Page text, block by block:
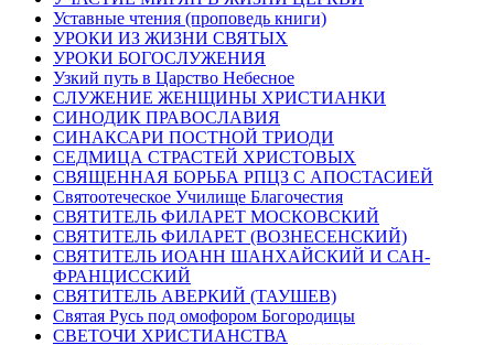
Уставные чтения (проповедь книги)
УРОКИ ИЗ ЖИЗНИ СВЯТЫХ
УРОКИ БОГОСЛУЖЕНИЯ
Узкий путь в Царство Небесное
СЛУЖЕНИЕ ЖЕНЩИНЫ ХРИСТИАНКИ
СИНОДИК ПРАВОСЛАВИЯ
СИНАКСАРИ ПОСТНОЙ ТРИОДИ
СЕДМИЦА СТРАСТЕЙ ХРИСТОВЫХ
СВЯЩЕННАЯ БОРЬБА РПЦЗ С АПОСТАСИЕЙ
Святоотеческое Училище Благочестия
СВЯТИТЕЛЬ ФИЛАРЕТ МОСКОВСКИЙ
СВЯТИТЕЛЬ ФИЛАРЕТ (ВОЗНЕСЕНСКИЙ)
СВЯТИТЕЛЬ ИОАНН ШАНХАЙСКИЙ И САН-
ФРАНЦИССКИЙ
СВЯТИТЕЛЬ АВЕРКИЙ (ТАУШЕВ)
Святая Русь под омофором Богородицы
СВЕТОЧИ ХРИСТИАНСТВА